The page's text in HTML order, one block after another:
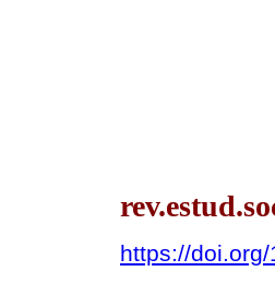
https://